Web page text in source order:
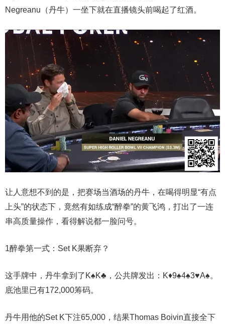
Negreanu（丹牛）一坐下就在直播镜头前喝起了红酒。
让人意想不到的是，把赛场当酒场的丹牛，在喝得明显“有点
上头”的状态下，竟然有如练成“醉拳”的黄飞鸿，打出了一连
串高质量操作，看得解说都一脸问号。
1醉拳第一式：Set K果断弃？
这手牌中，丹牛拿到了K♠K♣，公共牌发出：K♦9♠4♠3♥A♠。
底池里已有172,000筹码。
丹牛用他的Set K下注65,000，结果Thomas Boivin直接全下